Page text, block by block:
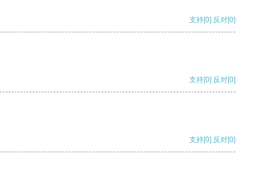
支持[0] 反对[0]
支持[0] 反对[0]
支持[0] 反对[0]